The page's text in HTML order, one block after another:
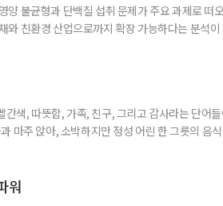
양 불균형과 단백질 섭취 문제가 주요 과제로 떠
와 친환경 산업으로까지 확장 가능하다는 분석
수·이용 측면에서 매우 경쟁력 있는 단백질원"
색, 따뜻함, 가족, 친구, 그리고 감사라는 단어
마주 앉아, 소박하지만 정성 어린 한 그릇의 음
은 K-푸드가 함께 주목받고 있습니다. K-푸드로
워